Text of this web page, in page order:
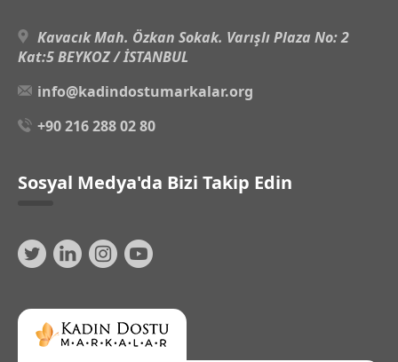
Kavacık Mah. Özkan Sokak. Varışlı Plaza No: 2
Kat:5 BEYKOZ / İSTANBUL
info@kadindostumarkalar.org
+90 216 288 02 80
Sosyal Medya'da Bizi Takip Edin